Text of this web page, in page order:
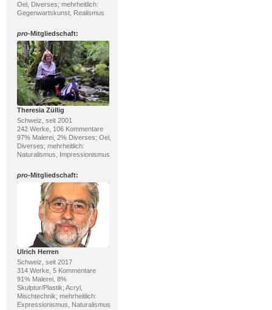
Oel, Diverses; mehrheitlich:
Gegenwartskunst, Realismus
pro-Mitgliedschaft:
Theresia Züllig
Schweiz, seit 2001
242 Werke, 106 Kommentare
97% Malerei, 2% Diverses; Oel,
Diverses; mehrheitlich:
Naturalismus, Impressionismus
pro-Mitgliedschaft:
Ulrich Herren
Schweiz, seit 2017
314 Werke, 5 Kommentare
91% Malerei, 8%
Skulptur/Plastik; Acryl,
Mischtechnik; mehrheitlich:
Expressionismus, Naturalismus